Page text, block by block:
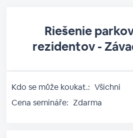
Riešenie
rezidentov​ -
Kdo se může koukat.: Všichni
Cena semináře: Zdarma